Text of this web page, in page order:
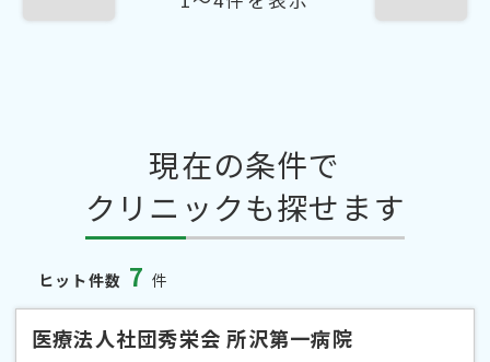
現在の条件で
クリニックも探せます
ヒット件数 7 件
医療法人社団秀栄会 所沢第一病院